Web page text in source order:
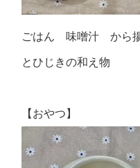
ごはん 味噌汁 から
とひじきの和え物
【おやつ】